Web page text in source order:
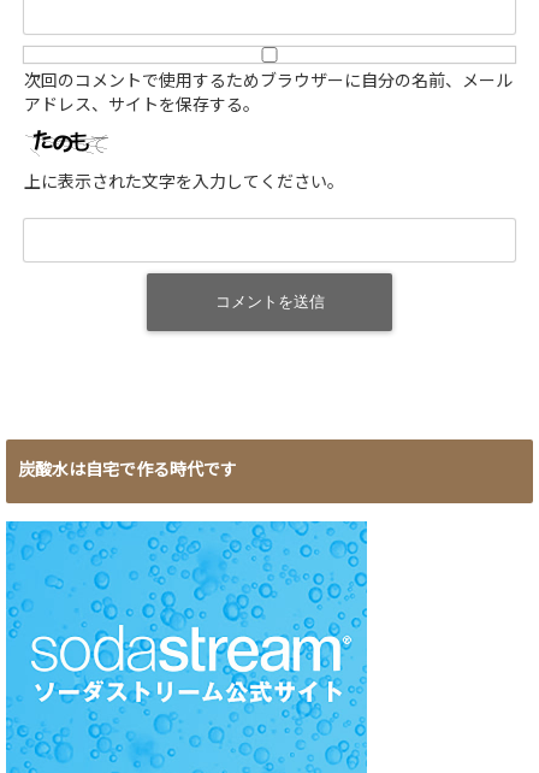
次回のコメントで使用するためブラウザーに自分の名前、メール
アドレス、サイトを保存する。
上に表示された文字を入力してください。
炭酸水は自宅で作る時代です